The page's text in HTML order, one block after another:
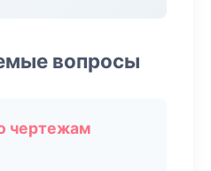
вопросы
чертежам